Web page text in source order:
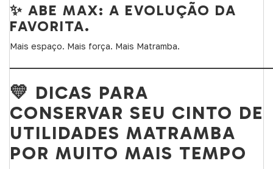
✨ ABE MAX: A EVOLUÇÃO DA
FAVORITA.
Mais espaço. Mais força. Mais Matramba.
💛 DICAS PARA
CONSERVAR SEU CINTO DE
UTILIDADES MATRAMBA
POR MUITO MAIS TEMPO